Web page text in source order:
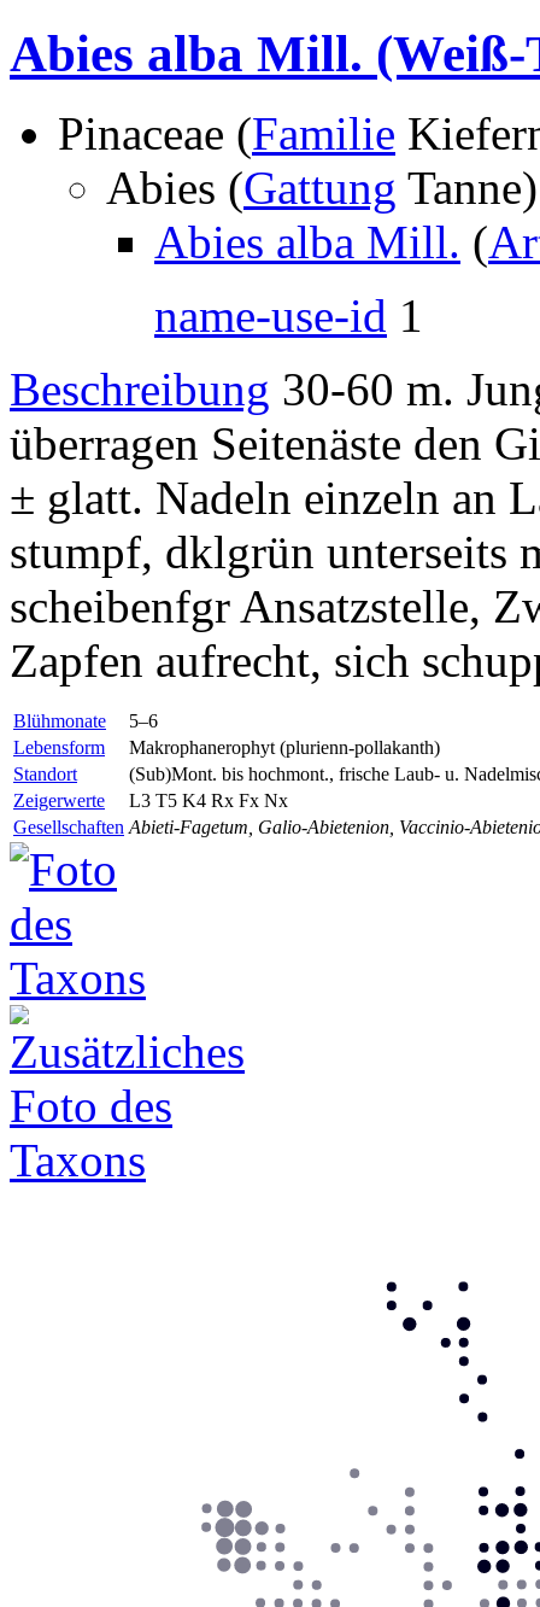
Abies alba Mill. (Weiß-
Pinaceae (Familie
Abies (Gattung
Abies alba Mill. (
name-use-id 1
Beschreibung 30-60 m.
überragen Seitenäste den
± glatt. Nadeln einzeln an
stumpf, dklgrün unterseits
scheibenfgr Ansatzstelle,
Zapfen aufrecht, sich
Blühmonate
5–6
Lebensform
Makrophanerophyt (plurienn-pollakanth)
Standort
(Sub)Mont. bis hochmont., frische Laub- u.
Zeigerwerte
L3 T5 K4 Rx Fx Nx
Gesellschaften Abieti-Fagetum, Galio-Abietenion, Vaccinio-